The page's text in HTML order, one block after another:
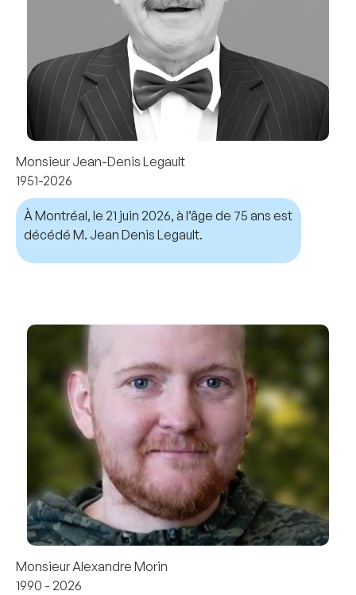
Monsieur Jean-Denis Legault
1951-2026
À Montréal, le 21 juin 2026, à l’âge de 75 ans est
décédé M. Jean Denis Legault.
Monsieur Alexandre Morin
1990 - 2026